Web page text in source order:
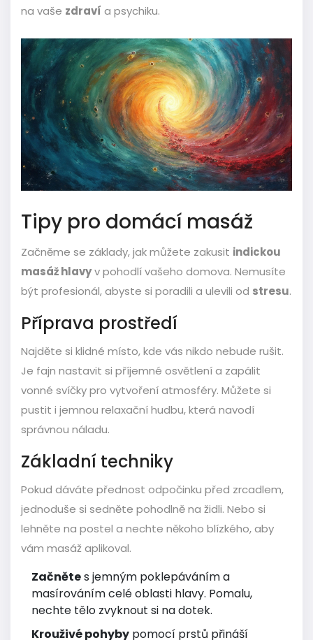
na vaše zdraví a psychiku.
Tipy pro domácí masáž
Začněme se základy, jak můžete zakusit indickou
masáž hlavyv pohodlí vašeho domova. Nemusíte
být profesionál, abyste si poradili a ulevili od stresu.
Příprava prostředí
Najděte si klidné místo, kde vás nikdo nebude rušit.
Je fajn nastavit si příjemné osvětlení a zapálit
vonné svíčky pro vytvoření atmosféry. Můžete si
pustit i jemnou relaxační hudbu, která navodí
správnou náladu.
Základní techniky
Pokud dáváte přednost odpočinku před zrcadlem,
jednoduše si sedněte pohodlně na židli. Nebo si
lehněte na postel a nechte někoho blízkého, aby
vám masáž aplikoval.
Začnětes jemným poklepáváním a
masírováním celé oblasti hlavy. Pomalu,
nechte tělo zvyknout si na dotek.
Krouživé pohyby pomocí prstů přináší